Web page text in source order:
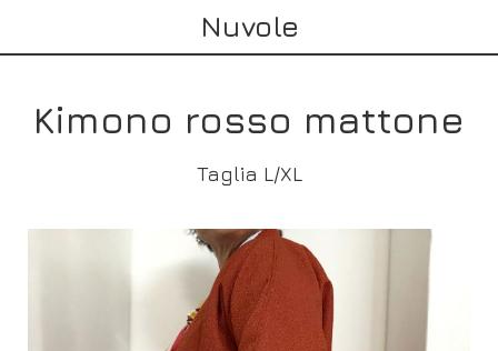
Nuvole
Kimono rosso mattone
Taglia L/XL